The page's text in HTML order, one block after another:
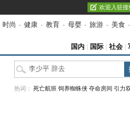
欢迎入驻搜
时尚 - 健康 - 教育 - 母婴 - 旅游 - 美食 -
国内 国际 社会
热词： 死亡航班 饲养蜘蛛侠 夺命房间 引力